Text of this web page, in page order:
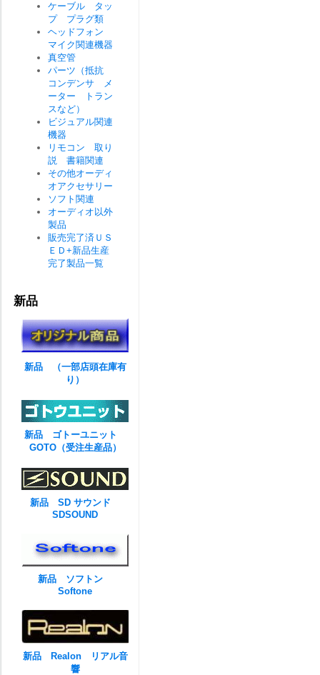
ケーブル タッ
プ プラグ類
ヘッドフォン
マイク関連機器
真空管
パーツ（抵抗
コンデンサ メ
ーター トラン
スなど）
ビジュアル関連
機器
リモコン 取り
説 書籍関連
その他オーディ
オアクセサリー
ソフト関連
オーディオ以外
製品
販売完了済ＵＳ
ＥＤ+新品生産
完了製品一覧
新品
新品 （一部店頭在庫有
り）
新品 ゴトーユニット
GOTO（受注生産品）
新品 SD サウンド
SDSOUND
新品 ソフトン
Softone
新品 Realon リアル音
響